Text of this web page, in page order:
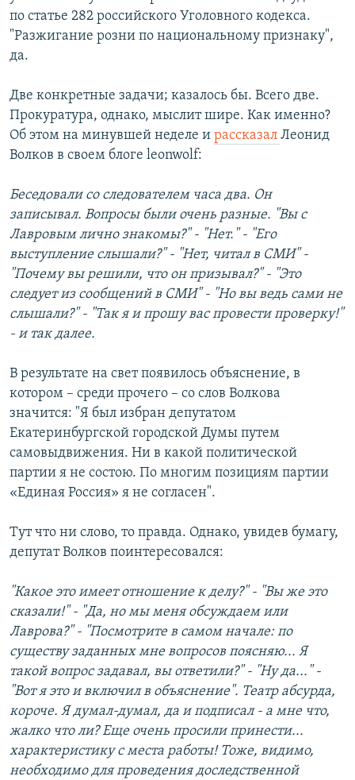
по статье 282 российского Уголовного кодекса.
"Разжигание розни по национальному признаку",
да.
Две конкретные задачи; казалось бы. Всего две.
Прокуратура, однако, мыслит шире. Как именно?
Об этом на минувшей неделе и рассказал Леонид
Волков в своем блоге leonwolf:
Беседовали со следователем часа два. Он
записывал. Вопросы были очень разные. "Вы с
Лавровым лично знакомы?" - "Нет." - "Его
выступление слышали?" - "Нет, читал в СМИ" -
"Почему вы решили, что он призывал?" - "Это
следует из сообщений в СМИ" - "Но вы ведь сами не
слышали?" - "Так я и прошу вас провести проверку!"
- и так далее.
В результате на свет появилось объяснение, в
котором – среди прочего – со слов Волкова
значится: "Я был избран депутатом
Екатеринбургской городской Думы путем
самовыдвижения. Ни в какой политической
партии я не состою. По многим позициям партии
«Единая Россия» я не согласен".
Тут что ни слово, то правда. Однако, увидев бумагу,
депутат Волков поинтересовался:
"Какое это имеет отношение к делу?" - "Вы же это
сказали!" - "Да, но мы меня обсуждаем или
Лаврова?" - "Посмотрите в самом начале: по
существу заданных мне вопросов поясняю... Я
такой вопрос задавал, вы ответили?" - "Ну да..." -
"Вот я это и включил в объяснение". Театр абсурда,
короче. Я думал-думал, да и подписал - а мне что,
жалко что ли? Еще очень просили принести...
характеристику с места работы! Тоже, видимо,
необходимо для проведения доследственной